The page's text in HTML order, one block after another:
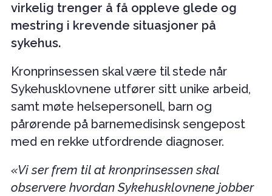
virkelig trenger å få oppleve glede og
mestring i krevende situasjoner på
sykehus.
Kronprinsessen skal være til stede når
Sykehusklovnene utfører sitt unike arbeid,
samt møte helsepersonell, barn og
pårørende på barnemedisinsk sengepost
med en rekke utfordrende diagnoser.
«Vi ser frem til at kronprinsessen skal
observere hvordan Sykehusklovnene jobber